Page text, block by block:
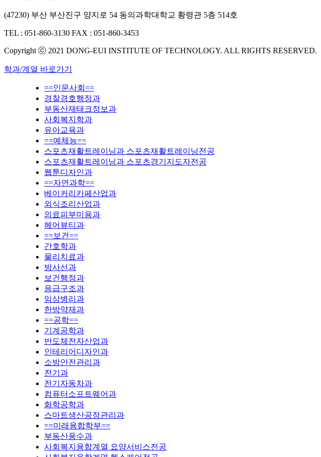
(47230) 부산 부산진구 양지로 54 동의과학대학교 황령관 5층 514호
TEL : 051-860-3130 FAX : 051-860-3453
Copyright ⓒ 2021 DONG-EUI INSTITUTE OF TECHNOLOGY. ALL RIGHTS RESERVED.
학과/계열 바로가기
==인문사회==
경찰경호행정과
부동산재태크정보과
사회복지학과
유아교육과
==예체능==
스포츠재활트레이닝과 스포츠재활트레이닝전공
스포츠재활트레이닝과 스포츠경기지도자전공
웹툰디자인과
==자연과학==
베이커리카페산업과
외식조리산업과
의료피부미용과
헤어뷰티과
==보건==
간호학과
물리치료과
방사선과
보건행정과
응급구조과
임상병리과
한방약재과
==공학==
기계공학과
반도체전자산업과
인테리어디자인과
소방안전관리과
전기과
전기자동차과
컴퓨터소프트웨어과
화학공학과
스마트생산공정관리과
==미래융합학부==
부동산풍수과
사회복지융합계열 요양서비스전공